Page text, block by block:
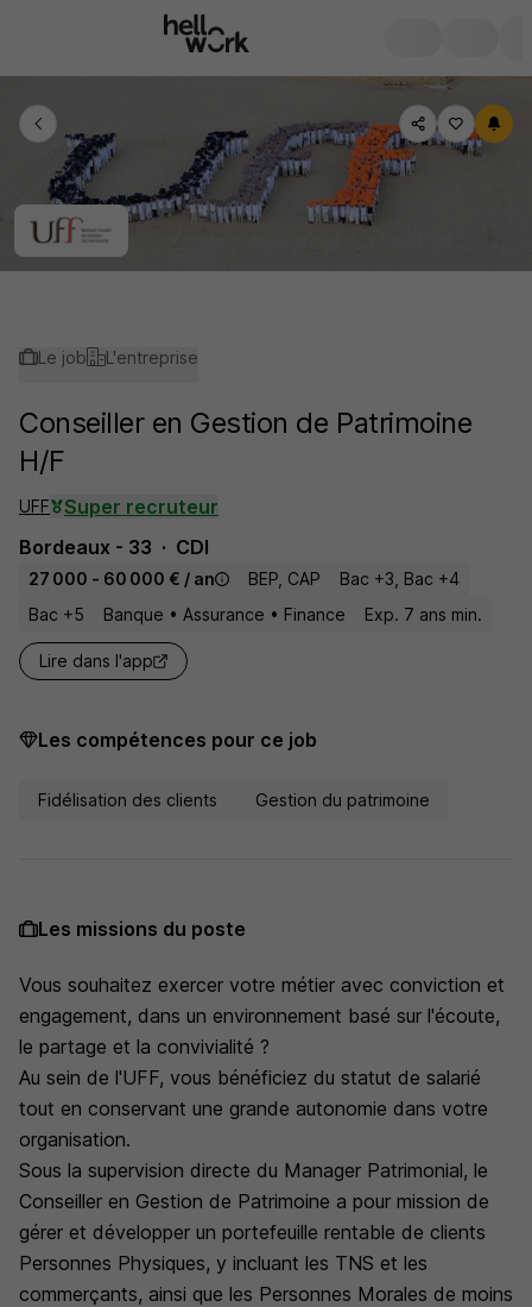
Le job L'entreprise
Conseiller en Gestion de Patrimoine
H/F
UFF
Super recruteur
Bordeaux - 33
CDI
27 000 - 60 000 € / an BEP, CAP
Bac +3, Bac +4
Bac +5
Banque • Assurance • Finance Exp. 7 ans min.
Lire dans l'app
Les compétences pour ce job
Fidélisation des clients Gestion du patrimoine
Les missions du poste
Vous souhaitez exercer votre métier avec conviction et
engagement, dans un environnement basé sur l'écoute,
le partage et la convivialité ?
Au sein de l'UFF, vous bénéficiez du statut de salarié
tout en conservant une grande autonomie dans votre
organisation.
Sous la supervision directe du Manager Patrimonial, le
Conseiller en Gestion de Patrimoine a pour mission de
gérer et développer un portefeuille rentable de clients
Personnes Physiques, y incluant les TNS et les
commerçants, ainsi que les Personnes Morales de moins